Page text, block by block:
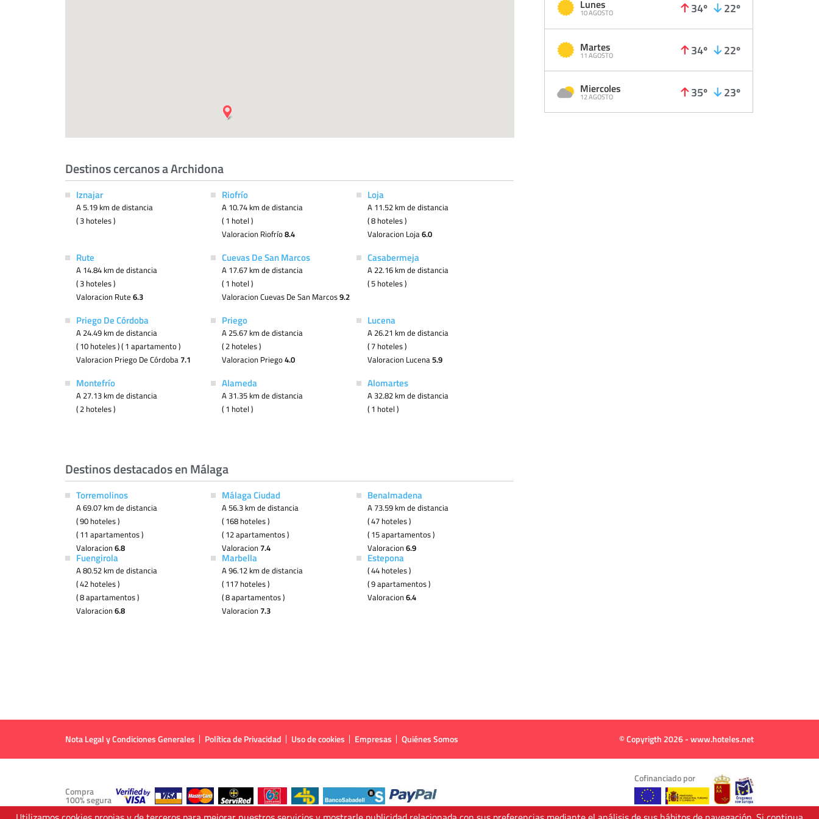
Destinos cercanos a Archidona
Iznajar
A 5.19 km de distancia
( 3 hoteles )
Riofrío
A 10.74 km de distancia
( 1 hotel )
Valoracion Riofrío8.4
Loja
A 11.52 km de distancia
( 8 hoteles )
Valoracion Loja6.0
Rute
A 14.84 km de distancia
( 3 hoteles )
Valoracion Rute 6.3
Cuevas De San Marcos
A 17.67 km de distancia
( 1 hotel )
Valoracion Cuevas De San Marcos9.2
Casabermeja
A 22.16 km de distancia
( 5 hoteles )
Priego De Córdoba
A 24.49 km de distancia
( 10 hoteles ) ( 1 apartamento )
Valoracion Priego De Córdoba 7.1
Priego
A 25.67 km de distancia
( 2 hoteles )
Valoracion Priego4.0
Lucena
A 26.21 km de distancia
( 7 hoteles )
Valoracion Lucena5.9
Montefrío
A 27.13 km de distancia
( 2 hoteles )
Alameda
A 31.35 km de distancia
( 1 hotel )
Alomartes
A 32.82 km de distancia
( 1 hotel )
Destinos destacados en Málaga
Torremolinos
A 69.07 km de distancia
( 90 hoteles )
( 11 apartamentos )
Valoracion6.8
Málaga Ciudad
A 56.3 km de distancia
( 168 hoteles )
( 12 apartamentos )
Valoracion 7.4
Benalmadena
A 73.59 km de distancia
( 47 hoteles )
( 15 apartamentos )
Valoracion6.9
Fuengirola
A 80.52 km de distancia
( 42 hoteles )
( 8 apartamentos )
Valoracion6.8
Marbella
A 96.12 km de distancia
( 117 hoteles )
( 8 apartamentos )
Valoracion 7.3
Estepona
( 44 hoteles )
( 9 apartamentos )
Valoracion6.4
Lunes
10 AGOSTO 34º 22º
Martes
11 AGOSTO 34º 22º
Miercoles
12 AGOSTO 35º 23º
Nota Legal y Condiciones Generales Política de Privacidad Uso de cookies Empresas Quiénes Somos © Copyrigth 2026 - www.hoteles.net
Compra
100% segura
Cofinanciado por